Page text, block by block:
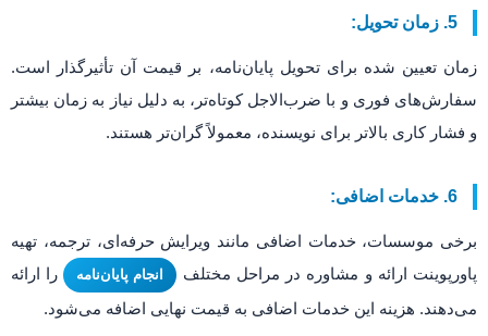
5. زمان تحویل:
زمان تعیین شده برای تحویل پایان‌نامه، بر قیمت آن تأثیرگذار است.
سفارش‌های فوری و با ضرب‌الاجل کوتاه‌تر، به دلیل نیاز به زمان بیشتر
و فشار کاری بالاتر برای نویسنده، معمولاً گران‌تر هستند.
6. خدمات اضافی:
برخی موسسات، خدمات اضافی مانند ویرایش حرفه‌ای، ترجمه، تهیه
پاورپوینت ارائه و مشاوره در مراحل مختلف
انجام پایان‌نامه
را ارائه
می‌دهند. هزینه این خدمات اضافی به قیمت نهایی اضافه می‌شود.